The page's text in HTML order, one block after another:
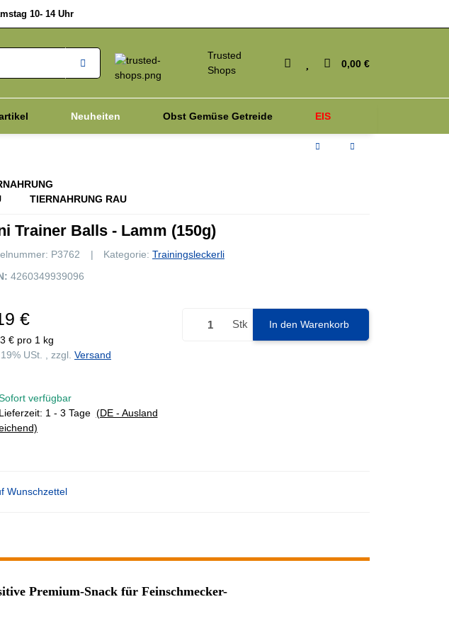
10- 14 Uhr
Trusted
Shops
0,00 €
Neuheiten Obst Gemüse Getreide EIS
TIERNAHRUNG RAU
Trainer Balls - Lamm (150g)
P3762 Kategorie: Trainingsleckerli
4260349939096
€
€ pro 1 kg
USt. , zzgl. Versand
verfügbar
Lieferzeit: 1 - 3 Tage (DE - Ausland
Stk In den Warenkorb
Wunschzettel
Premium-Snack für Feinschmecker-